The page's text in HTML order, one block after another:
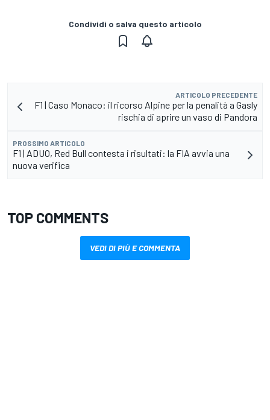
Condividi o salva questo articolo
ARTICOLO PRECEDENTE
F1 | Caso Monaco: il ricorso Alpine per la penalità a Gasly
rischia di aprire un vaso di Pandora
PROSSIMO ARTICOLO
F1 | ADUO, Red Bull contesta i risultati: la FIA avvia una
nuova verifica
TOP COMMENTS
VEDI DI PIÙ E COMMENTA